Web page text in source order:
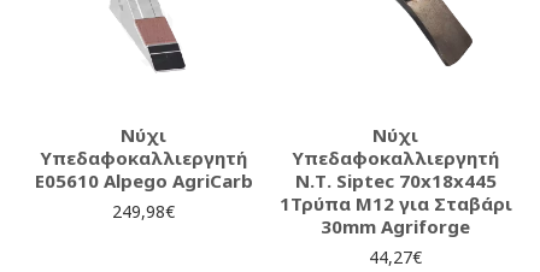
Νύχι
Υπεδαφοκαλλιεργητή
E05610 Alpego AgriCarb
249,98€
Νύχι
Υπεδαφοκαλλιεργητή
Ν.Τ. Siptec 70x18x445
1Τρύπα Μ12 για Σταβάρι
30mm Agriforge
44,27€